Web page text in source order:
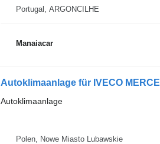
Portugal, ARGONCILHE
Manaiacar
Autoklimaanlage für IVECO
Autoklimaanlage
Polen, Nowe Miasto Lubawskie